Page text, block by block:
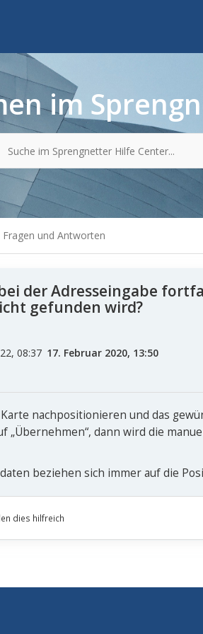
im
Fragen und Antworten
der Adresseingabe
gefunden wird?
08:37 17. Februar 2020, 13:50
nachpositionieren und das
„Übernehmen“, dann wird die
beziehen sich immer auf die
dies hilfreich